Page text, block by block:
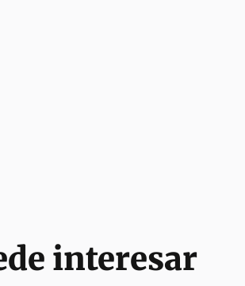
interesar